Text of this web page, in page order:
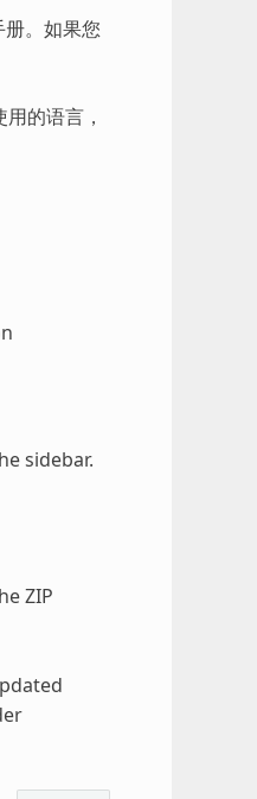
。如果您
的语言，
sidebar.
ZIP